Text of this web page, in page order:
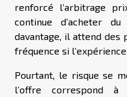
renforcé l’arbitrage
continue d’acheter
davantage, il attend des
fréquence si
Pourtant, le risque se
l’offre correspond